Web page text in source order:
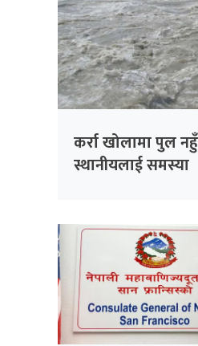
कर्रा खोलामा पुल
स्थानीयलाई समस्या